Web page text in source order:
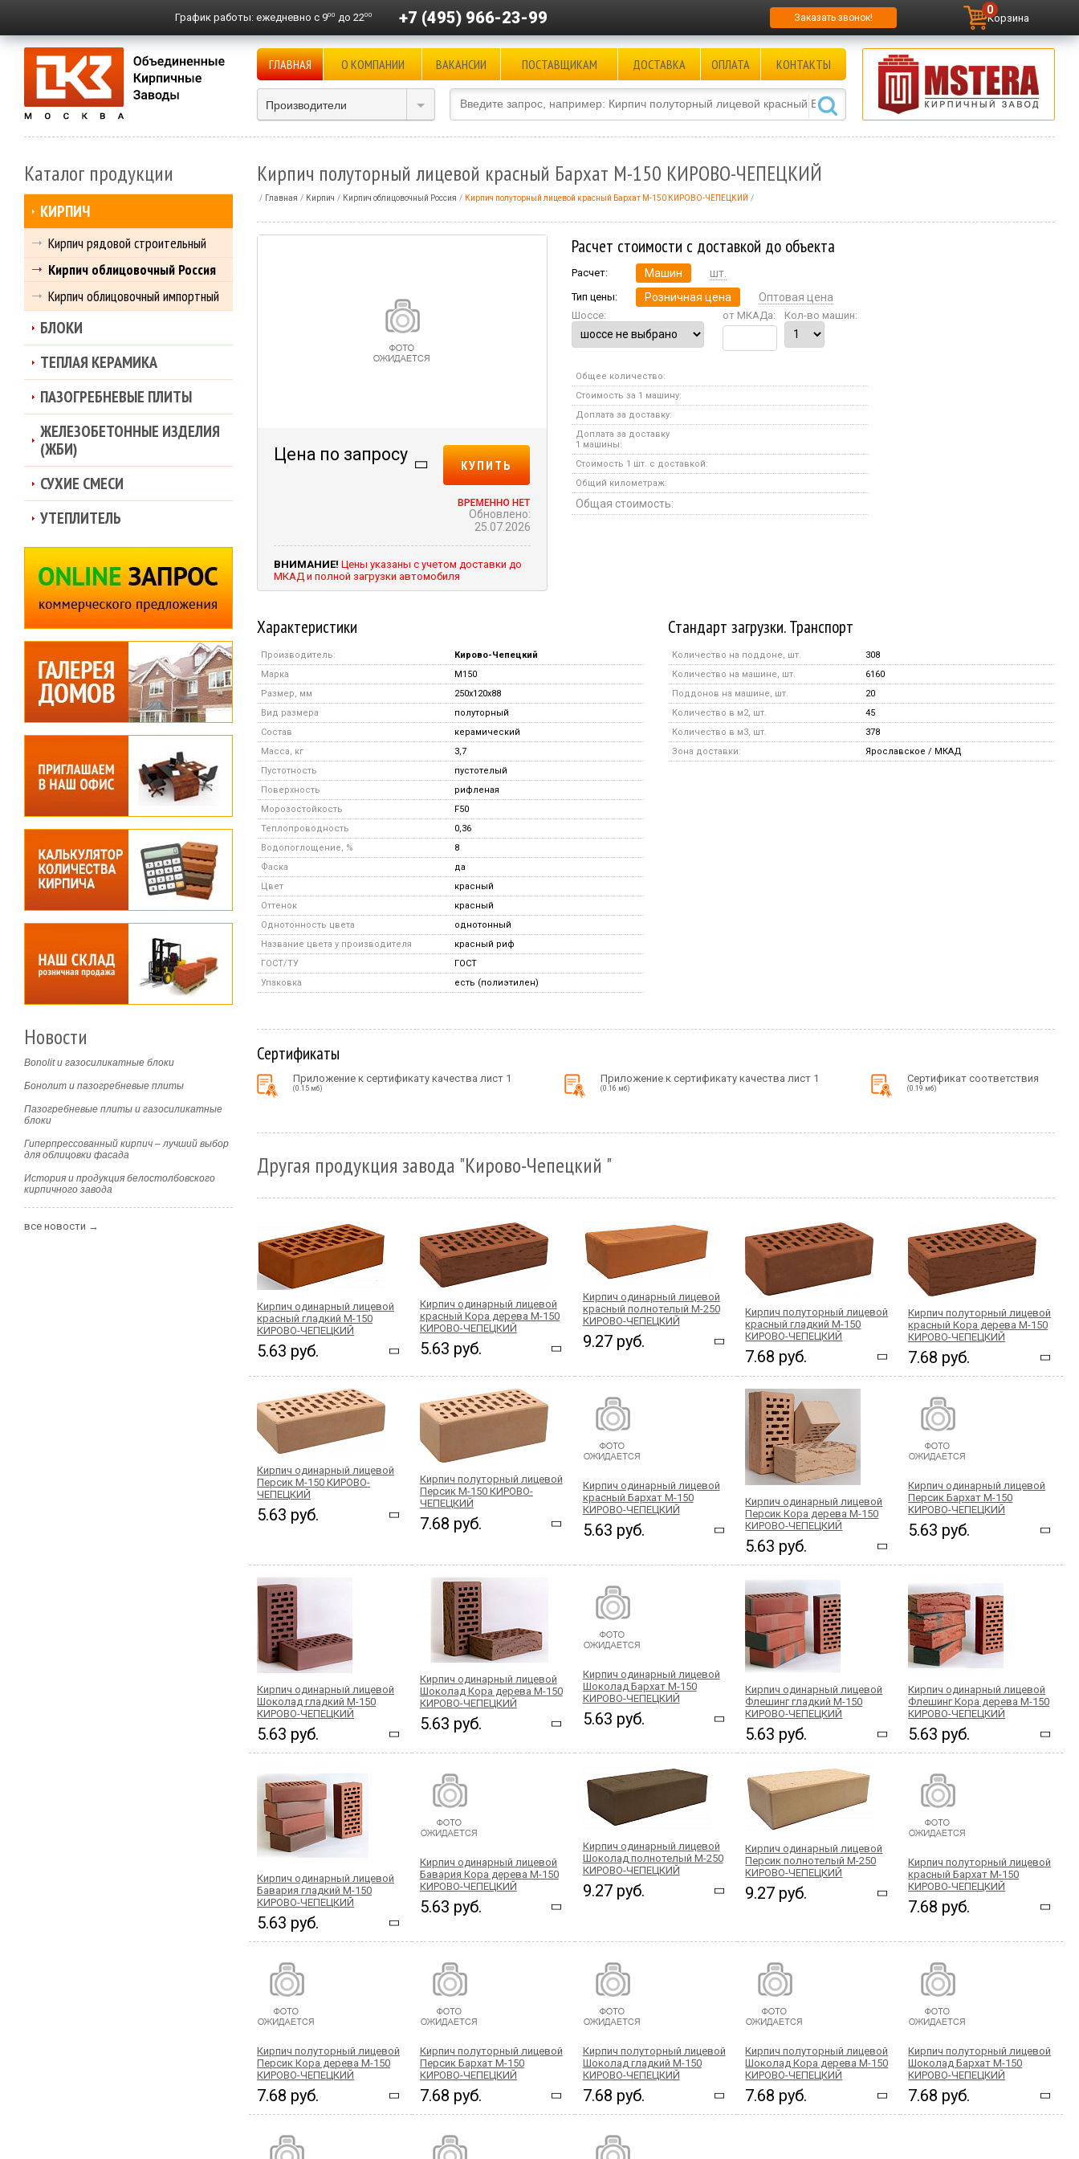
График работы: ежедневно с 900 до 2200 +7 (495) 966-23-99 Заказать звонок! Корзина
0
ГЛАВНАЯ О КОМПАНИИ ВАКАНСИИ ПОСТАВЩИКАМ ДОСТАВКА ОПЛАТА КОНТАКТЫ
Производители
Кирпич полуторный лицевой красный Бархат М-150 КИРОВО-ЧЕПЕЦКИЙ
Главная Кирпич Кирпич облицовочный Россия Кирпич полуторный лицевой красный Бархат М-150 КИРОВО-ЧЕПЕЦКИЙ
Цена по запросу
КУПИТЬ
Обновлено:
25.07.2026
ВНИМАНИЕ! Цены указаны с учетом доставки до
МКАД и полной загрузки автомобиля
Расчет стоимости с доставкой до объекта
Расчет: Машин шт.
Тип цены: Розничная цена Оптовая цена
Шоссе: от МКАДа: Кол-во машин:
Общее количество:
Стоимость за 1 машину:
Доплата за доставку:
Доплата за доставку
1 машины:
Стоимость 1 шт. с доставкой:
Общий километраж:
Общая стоимость:
Характеристики
Производитель:
Кирово-Чепецкий
Марка
M150
Размер, мм
250x120x88
Вид размера
полуторный
Состав
керамический
Масса, кг
3,7
Пустотность
пустотелый
Поверхность
рифленая
Морозостойкость
F50
Теплопроводность
0,36
Водопоглощение, %
8
Фаска
да
Цвет
красный
Оттенок
красный
Однотонность цвета
однотонный
Название цвета у производителя
красный риф
ГОСТ/ТУ
ГОСТ
Упаковка
есть (полиэтилен)
Стандарт загрузки. Транспорт
Количество на поддоне, шт.
308
Количество на машине, шт.
6160
Поддонов на машине, шт.
20
Количество в м2, шт.
45
Количество в м3, шт.
378
Зона доставки:
Ярославское / МКАД
Сертификаты
Приложение к сертификату качества лист 1
(0.15 мб)
Приложение к сертификату качества лист 1
(0.16 мб)
Сертификат соответствия
(0.19 мб)
Другая продукция завода "Кирово-Чепецкий "
Кирпич одинарный лицевой
красный гладкий М-150
КИРОВО-ЧЕПЕЦКИЙ
5.63 руб.
Кирпич одинарный лицевой
красный Кора дерева М-150
КИРОВО-ЧЕПЕЦКИЙ
5.63 руб.
Кирпич одинарный лицевой
красный полнотелый М-250
КИРОВО-ЧЕПЕЦКИЙ
9.27 руб.
Кирпич полуторный лицевой
красный гладкий М-150
КИРОВО-ЧЕПЕЦКИЙ
7.68 руб.
Кирпич полуторный лицевой
красный Кора дерева М-150
КИРОВО-ЧЕПЕЦКИЙ
7.68 руб.
Кирпич одинарный лицевой
Персик М-150 КИРОВО-
ЧЕПЕЦКИЙ
5.63 руб.
Кирпич полуторный лицевой
Персик М-150 КИРОВО-
ЧЕПЕЦКИЙ
7.68 руб.
Кирпич одинарный лицевой
красный Бархат М-150
КИРОВО-ЧЕПЕЦКИЙ
5.63 руб.
Кирпич одинарный лицевой
Персик Кора дерева М-150
КИРОВО-ЧЕПЕЦКИЙ
5.63 руб.
Кирпич одинарный лицевой
Персик Бархат М-150
КИРОВО-ЧЕПЕЦКИЙ
5.63 руб.
Кирпич одинарный лицевой
Шоколад гладкий М-150
КИРОВО-ЧЕПЕЦКИЙ
5.63 руб.
Кирпич одинарный лицевой
Шоколад Кора дерева М-150
КИРОВО-ЧЕПЕЦКИЙ
5.63 руб.
Кирпич одинарный лицевой
Шоколад Бархат М-150
КИРОВО-ЧЕПЕЦКИЙ
5.63 руб.
Кирпич одинарный лицевой
Флешинг гладкий М-150
КИРОВО-ЧЕПЕЦКИЙ
5.63 руб.
Кирпич одинарный лицевой
Флешинг Кора дерева М-150
КИРОВО-ЧЕПЕЦКИЙ
5.63 руб.
Кирпич одинарный лицевой
Бавария гладкий М-150
КИРОВО-ЧЕПЕЦКИЙ
5.63 руб.
Кирпич одинарный лицевой
Бавария Кора дерева М-150
КИРОВО-ЧЕПЕЦКИЙ
5.63 руб.
Кирпич одинарный лицевой
Шоколад полнотелый М-250
КИРОВО-ЧЕПЕЦКИЙ
9.27 руб.
Кирпич одинарный лицевой
Персик полнотелый М-250
КИРОВО-ЧЕПЕЦКИЙ
9.27 руб.
Кирпич полуторный лицевой
красный Бархат М-150
КИРОВО-ЧЕПЕЦКИЙ
7.68 руб.
Кирпич полуторный лицевой
Персик Кора дерева М-150
КИРОВО-ЧЕПЕЦКИЙ
7.68 руб.
Кирпич полуторный лицевой
Персик Бархат М-150
КИРОВО-ЧЕПЕЦКИЙ
7.68 руб.
Кирпич полуторный лицевой
Шоколад гладкий М-150
КИРОВО-ЧЕПЕЦКИЙ
7.68 руб.
Кирпич полуторный лицевой
Шоколад Кора дерева М-150
КИРОВО-ЧЕПЕЦКИЙ
7.68 руб.
Кирпич полуторный лицевой
Шоколад Бархат М-150
КИРОВО-ЧЕПЕЦКИЙ
7.68 руб.
Каталог продукции
КИРПИЧ
Кирпич рядовой строительный
Кирпич облицовочный Россия
Кирпич облицовочный импортный
БЛОКИ
ТЕПЛАЯ КЕРАМИКА
ПАЗОГРЕБНЕВЫЕ ПЛИТЫ
ЖЕЛЕЗОБЕТОННЫЕ ИЗДЕЛИЯ
(ЖБИ)
СУХИЕ СМЕСИ
УТЕПЛИТЕЛЬ
Новости
Bonolit и газосиликатные блоки
Бонолит и пазогребневые плиты
Пазогребневые плиты и газосиликатные
блоки
Гиперпрессованный кирпич – лучший выбор
для облицовки фасада
История и продукция белостолбовского
кирпичного завода
все новости →